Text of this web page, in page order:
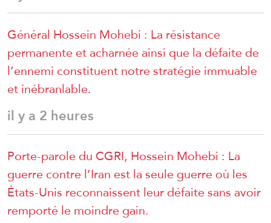
Général Hossein Mohebi : La résistance
permanente et acharnée ainsi que la défaite de
l’ennemi constituent notre stratégie immuable
et inébranlable.
il y a 2 heures
Porte-parole du CGRI, Hossein Mohebi : La
guerre contre l’Iran est la seule guerre où les
États-Unis reconnaissent leur défaite sans avoir
remporté le moindre gain.